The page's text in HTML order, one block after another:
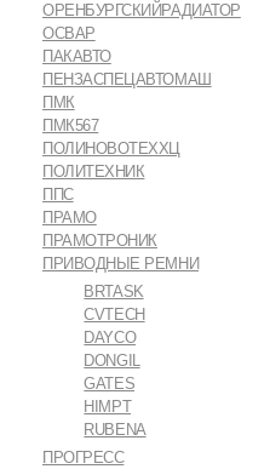
ОРЕНБУРГСКИЙРАДИАТОР
ОСВАР
ПАКАВТО
ПЕНЗАСПЕЦАВТОМАШ
ПМК
ПМК567
ПОЛИНОВОТЕХХЦ
ПОЛИТЕХНИК
ППС
ПРАМО
ПРАМОТРОНИК
ПРИВОДНЫЕ РЕМНИ
BRTASK
CVTECH
DAYCO
DONGIL
GATES
HIMPT
RUBENA
ПРОГРЕСС